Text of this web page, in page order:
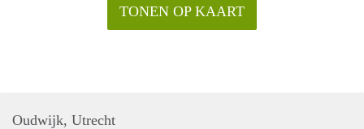
TONEN OP KAART
Oudwijk, Utrecht